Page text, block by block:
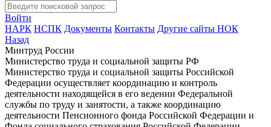
Войти
НАРК НСПК Документы Контакты Другие сайты НОК
Назад
Минтруд России
Министерство труда и социальной защиты РФ
Министерство труда и социальной защиты Российской
Федерации осуществляет координацию и контроль
деятельности находящейся в его ведении Федеральной
службы по труду и занятости, а также координацию
деятельности Пенсионного фонда Российской Федерации и